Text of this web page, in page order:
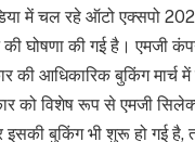
में चल रहे ऑटो एक्सपो
घोषणा की गई है। एमजी
की आधिकारिक बुकिंग मार्च
को विशेष रूप से एमजी
इसकी बुकिंग भी शुरू हो गई है,